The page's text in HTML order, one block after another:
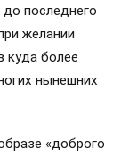
последнего
желании
куда более
нынешних
«доброго